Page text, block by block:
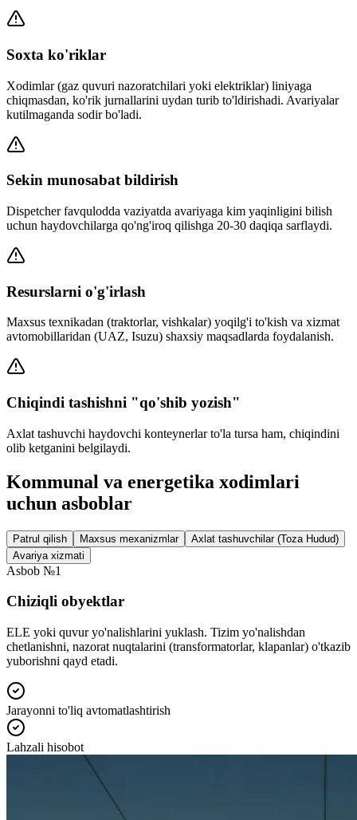
Soxta ko'riklar
Xodimlar (gaz quvuri nazoratchilari yoki elektriklar) liniyaga
chiqmasdan, ko'rik jurnallarini uydan turib to'ldirishadi. Avariyalar
kutilmaganda sodir bo'ladi.
Sekin munosabat bildirish
Dispetcher favqulodda vaziyatda avariyaga kim yaqinligini bilish
uchun haydovchilarga qo'ng'iroq qilishga 20-30 daqiqa sarflaydi.
Resurslarni o'g'irlash
Maxsus texnikadan (traktorlar, vishkalar) yoqilg'i to'kish va xizmat
avtomobillaridan (UAZ, Isuzu) shaxsiy maqsadlarda foydalanish.
Chiqindi tashishni "qo'shib yozish"
Axlat tashuvchi haydovchi konteynerlar to'la tursa ham, chiqindini
olib ketganini belgilaydi.
Kommunal va energetika xodimlari
uchun asboblar
Patrul qilish Maxsus mexanizmlar
Axlat tashuvchilar (Toza Hudud)
Avariya xizmati
Asbob №1
Chiziqli obyektlar
ELE yoki quvur yo'nalishlarini yuklash. Tizim yo'nalishdan
chetlanishni, nazorat nuqtalarini (transformatorlar, klapanlar) o'tkazib
yuborishni qayd etadi.
Jarayonni to'liq avtomatlashtirish
Lahzali hisobot